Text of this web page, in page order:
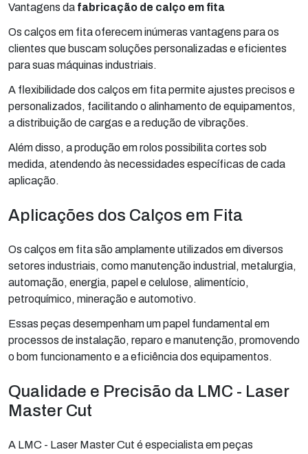
Vantagens da fabricação de calço em fita
Os calços em fita oferecem inúmeras vantagens para os
clientes que buscam soluções personalizadas e eficientes
para suas máquinas industriais.
A flexibilidade dos calços em fita permite ajustes precisos e
personalizados, facilitando o alinhamento de equipamentos,
a distribuição de cargas e a redução de vibrações.
Além disso, a produção em rolos possibilita cortes sob
medida, atendendo às necessidades específicas de cada
aplicação.
Aplicações dos Calços em Fita
Os calços em fita são amplamente utilizados em diversos
setores industriais, como manutenção industrial, metalurgia,
automação, energia, papel e celulose, alimentício,
petroquímico, mineração e automotivo.
Essas peças desempenham um papel fundamental em
processos de instalação, reparo e manutenção, promovendo
o bom funcionamento e a eficiência dos equipamentos.
Qualidade e Precisão da LMC - Laser
Master Cut
A LMC - Laser Master Cut é especialista em peças